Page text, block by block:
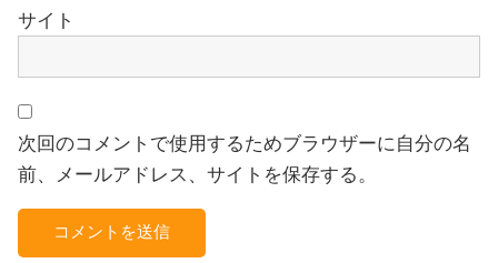
サイト
次回のコメントで使用するためブラウザーに自分の名
前、メールアドレス、サイトを保存する。